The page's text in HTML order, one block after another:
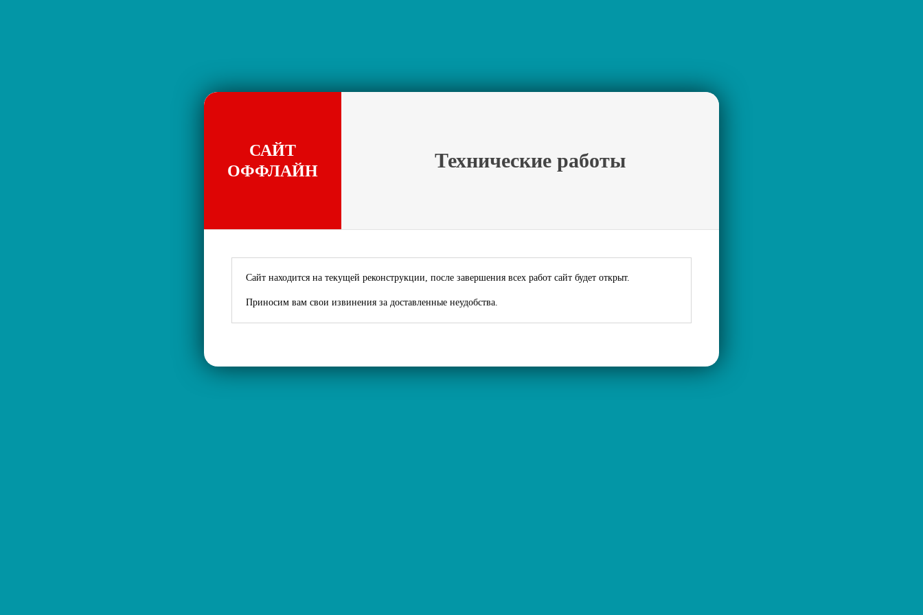
Технические работы
САЙТ
ОФФЛАЙН
Сайт находится на текущей реконструкции, после завершения всех работ сайт будет открыт.
Приносим вам свои извинения за доставленные неудобства.